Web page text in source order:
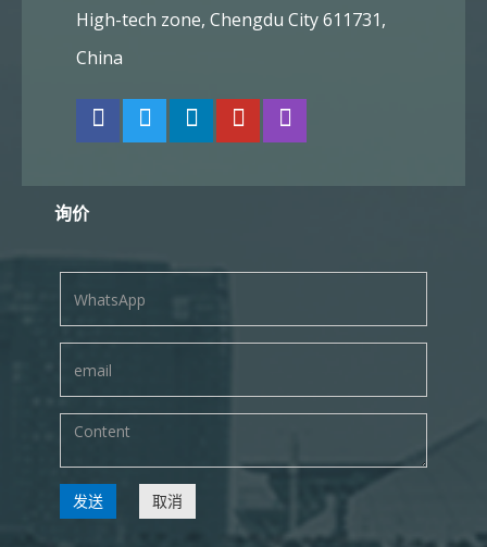
High-tech zone, Chengdu City 611731,
China
询价
发送 取消